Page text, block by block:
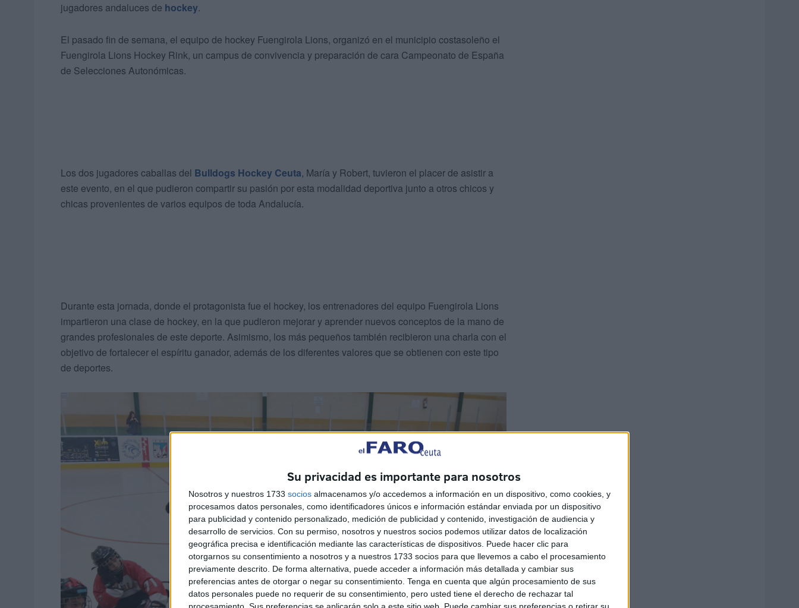
Su privacidad es importante para nosotros
Nosotros y nuestros 1733 socios almacenamos y/o accedemos a información en un dispositivo, como cookies, y
procesamos datos personales, como identificadores únicos e información estándar enviada por un dispositivo
para publicidad y contenido personalizado, medición de publicidad y contenido, investigación de audiencia y
desarrollo de servicios. Con su permiso, nosotros y nuestros socios podemos utilizar datos de localización
geográfica precisa e identificación mediante las características de dispositivos. Puede hacer clic para
otorgarnos su consentimiento a nosotros y a nuestros 1733 socios para que llevemos a cabo el procesamiento
previamente descrito. De forma alternativa, puede acceder a información más detallada y cambiar sus
preferencias antes de otorgar o negar su consentimiento. Tenga en cuenta que algún procesamiento de sus
datos personales puede no requerir de su consentimiento, pero usted tiene el derecho de rechazar tal
jugadores andaluces de hockey.
El pasado fin de semana, el equipo de hockey Fuengirola Lions, organizó en el municipio costasoleño el
Fuengirola Lions Hockey Rink, un campus de convivencia y preparación de cara Campeonato de España
de Selecciones Autonómicas.
Los dos jugadores caballas del Bulldogs Hockey Ceuta, María y Robert, tuvieron el placer de asistir a
este evento, en el que pudieron compartir su pasión por esta modalidad deportiva junto a otros chicos y
chicas provenientes de varios equipos de toda Andalucía.
Durante esta jornada, donde el protagonista fue el hockey, los entrenadores del equipo Fuengirola Lions
impartieron una clase de hockey, en la que pudieron mejorar y aprender nuevos conceptos de la mano de
grandes profesionales de este deporte. Asimismo, los más pequeños también recibieron una charla con el
objetivo de fortalecer el espíritu ganador, además de los diferentes valores que se obtienen con este tipo
de deportes.